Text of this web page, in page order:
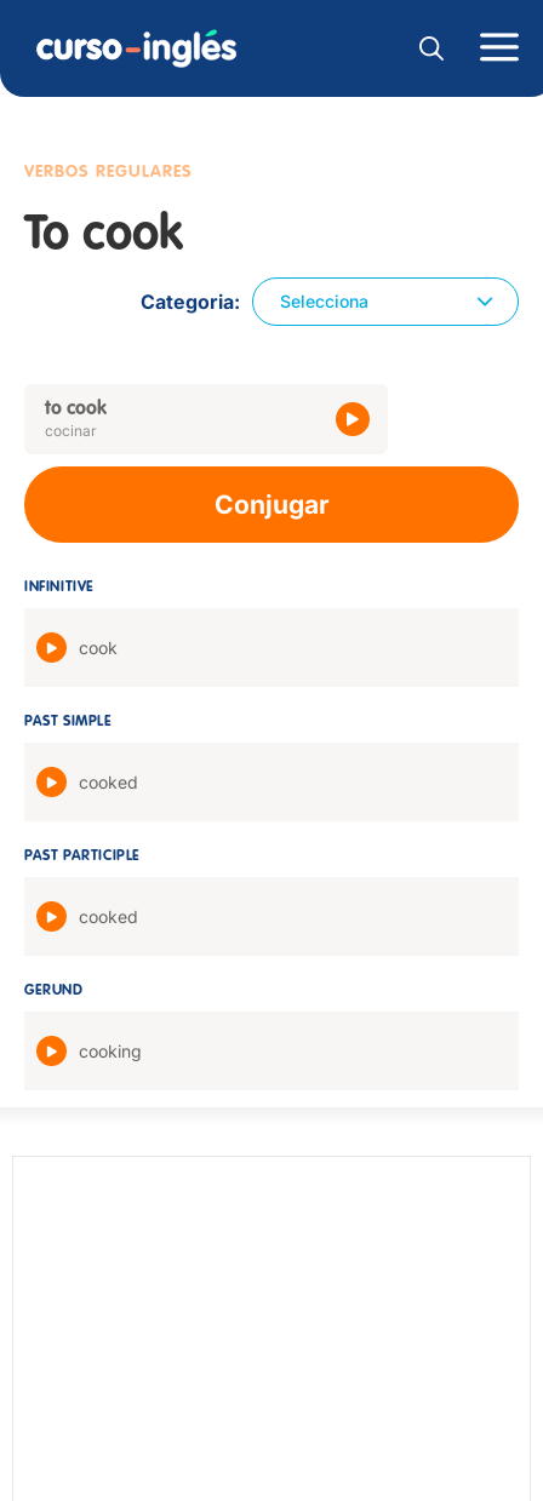
VERBOS REGULARES
To cook
Categoria Selecciona
to cook
cocinar
Conjugar
INFINITIVE
cook
PAST SIMPLE
cooked
PAST PARTICIPLE
cooked
GERUND
cooking